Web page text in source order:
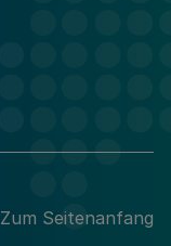
Zum Seitenanfang